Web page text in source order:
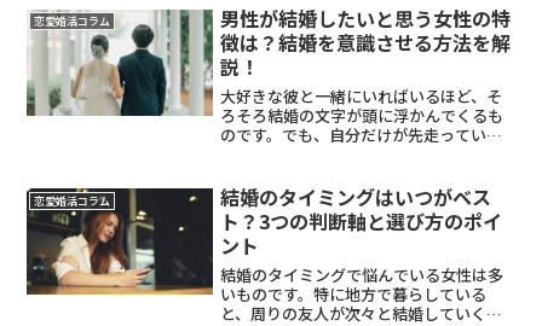
安心感もあります。大切なのは、地方な
らではの特徴を理解して、...
恋愛婚活コラム
男性が結婚したいと思う女性の特
徴は？結婚を意識させる方法を解
説！
大好きな彼と一緒にいればいるほど、そ
ろそろ結婚の文字が頭に浮かんでくるも
のです。でも、自分だけが先走っている
特徴は、居心地が良くて、一緒に苦労を
乗り越えられそうだと感じ...
恋愛婚活コラム
結婚のタイミングはいつがベス
ト？3つの判断軸と選び方のポイ
ント
結婚のタイミングで悩んでいる女性は多
いものです。特に地方で暮らしている
と、周りの友人が次々と結婚していく中